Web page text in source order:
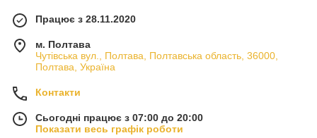
Працює з 28.11.2020
м. Полтава
Чутівська вул., Полтава, Полтавська область, 36000,
Полтава, Україна
Контакти
Сьогодні працює з 07:00 до 20:00
Показати весь графік роботи